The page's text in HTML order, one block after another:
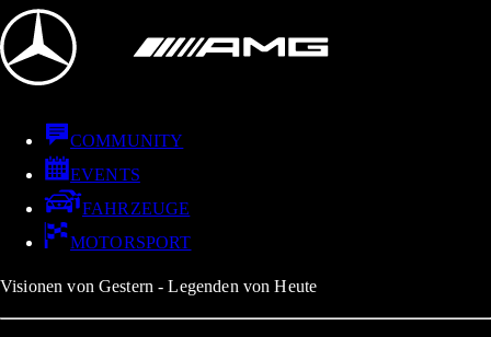
COMMUNITY
EVENTS
FAHRZEUGE
MOTORSPORT
Visionen von Gestern - Legenden von Heute